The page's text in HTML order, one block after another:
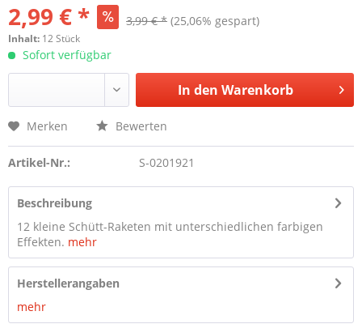
2,99 € * 3,99 € * (25,06% gespart)
Inhalt: 12 Stück
Sofort verfügbar
In den Warenkorb
Merken Bewerten
Artikel-Nr.: S-0201921
Beschreibung
12 kleine Schütt-Raketen mit unterschiedlichen farbigen
Effekten. mehr
Herstellerangaben
mehr